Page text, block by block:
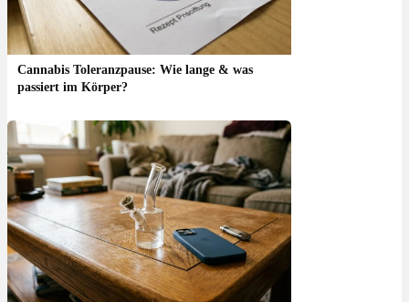
Cannabis Toleranzpause: Wie lange & was
passiert im Körper?